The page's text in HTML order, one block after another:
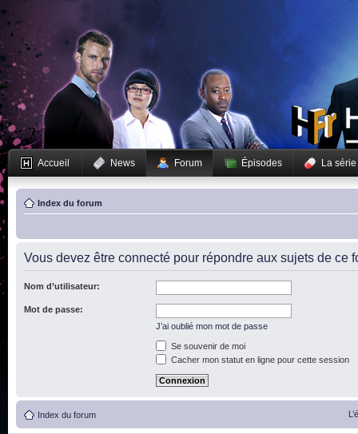
Accueil News Forum Épisodes La série
Index du forum
Vous devez être connecté pour répondre aux sujets de ce
Nom d’utilisateur:
Mot de passe:
J’ai oublié mon mot de passe
Se souvenir de moi
Cacher mon statut en ligne pour cette session
Index du forum